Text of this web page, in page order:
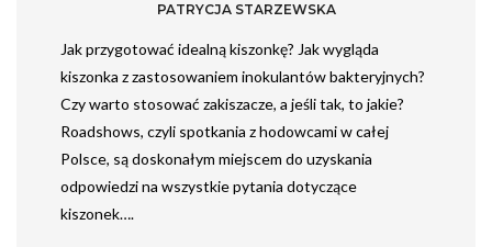
PATRYCJA STARZEWSKA
Jak przygotować idealną kiszonkę? Jak wygląda
kiszonka z zastosowaniem inokulantów bakteryjnych?
Czy warto stosować zakiszacze, a jeśli tak, to jakie?
Roadshows, czyli spotkania z hodowcami w całej
Polsce, są doskonałym miejscem do uzyskania
odpowiedzi na wszystkie pytania dotyczące
kiszonek….